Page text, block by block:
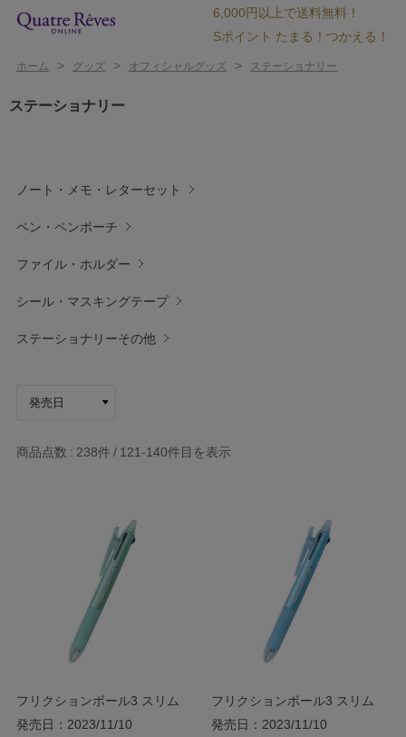
6,000円以上で送料無料！
Sポイント たまる！つかえる！
ホーム > グッズ > オフィシャルグッズ > ステーショナリー
ステーショナリー
ノート・メモ・レターセット
ペン・ペンポーチ
ファイル・ホルダー
シール・マスキングテープ
ステーショナリーその他
商品点数 238件 121-140件目を表示
フリクションボール3 スリム
【グリーン】
発売日：2023/11/10
フリクションボール3 スリム
【ブルー】
発売日：2023/11/10